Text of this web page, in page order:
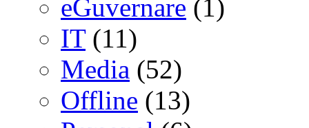
eGuvernare (1)
IT(11)
Media (52)
Offline (13)